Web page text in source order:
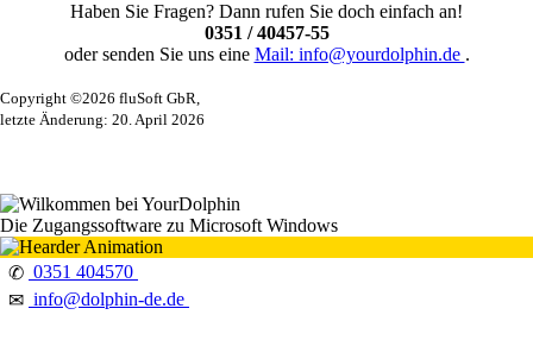
Haben Sie Fragen? Dann rufen Sie doch einfach an!
0351 / 40457-55
oder senden Sie uns eine Mail: info@yourdolphin.de .
Copyright ©2026 fluSoft GbR,
letzte Änderung: 20. April 2026
Die Zugangssoftware zu Microsoft Windows
✆ 0351 404570
✉ info@dolphin-de.de